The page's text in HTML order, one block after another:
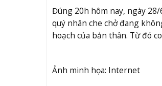
Đúng 20h hôm nay, ngày
quý nhân che chở đang
hoạch của bản thân. Từ đó
Ảnh minh họa: Internet